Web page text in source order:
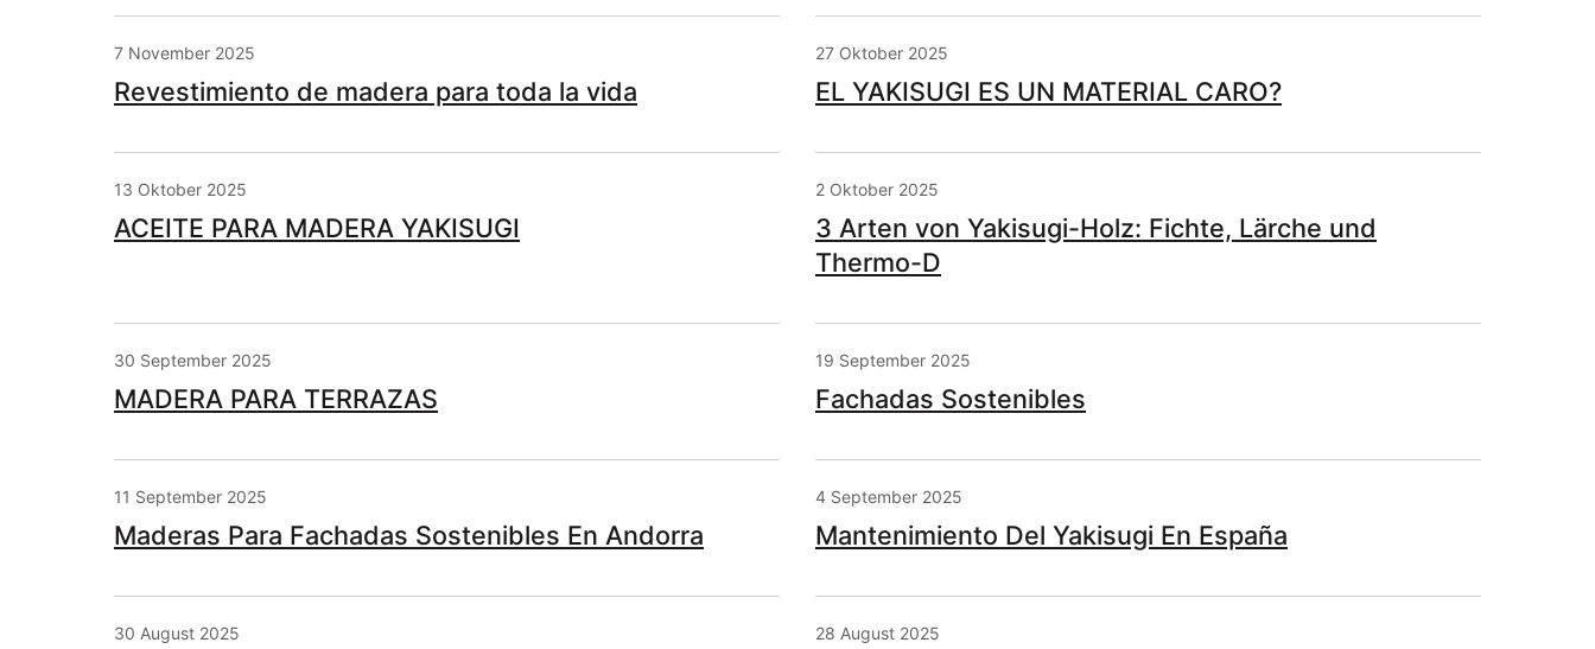
7 November 2025
Revestimiento de madera para toda la vida
27 Oktober 2025
EL YAKISUGI ES UN MATERIAL CARO?
13 Oktober 2025
ACEITE PARA MADERA YAKISUGI
2 Oktober 2025
3 Arten von Yakisugi-Holz: Fichte, Lärche und
Thermo-D
30 September 2025
MADERA PARA TERRAZAS
19 September 2025
Fachadas Sostenibles
11 September 2025
Maderas Para Fachadas Sostenibles En Andorra
4 September 2025
Mantenimiento Del Yakisugi En España
30 August 2025 28 August 2025